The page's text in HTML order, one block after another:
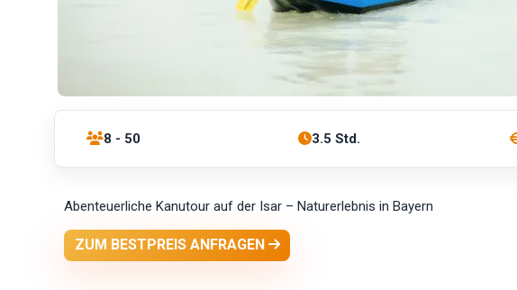
8 - 50 3.5 Std.
Abenteuerliche Kanutour auf der Isar – Naturerlebnis in Bayern
ZUM BESTPREIS ANFRAGEN